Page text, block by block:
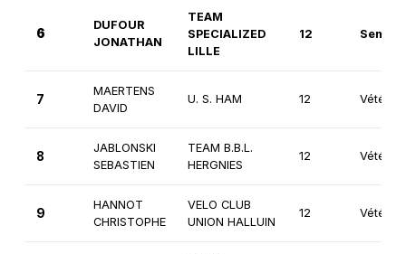
6
DUFOUR
JONATHAN
TEAM
SPECIALIZED
LILLE
12
7
MAERTENS
DAVID
U. S. HAM 12
8
JABLONSKI
SEBASTIEN
TEAM B.B.L.
HERGNIES
12
9
HANNOT
CHRISTOPHE
VELO CLUB
UNION HALLUIN
12